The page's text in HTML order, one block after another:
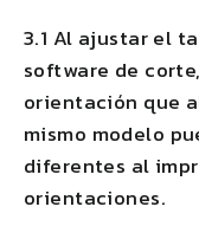
3.1 Al ajustar el
software de
orientación que
mismo modelo
diferentes al
orientaciones.